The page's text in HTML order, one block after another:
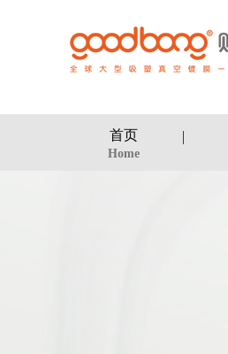
首页
Home